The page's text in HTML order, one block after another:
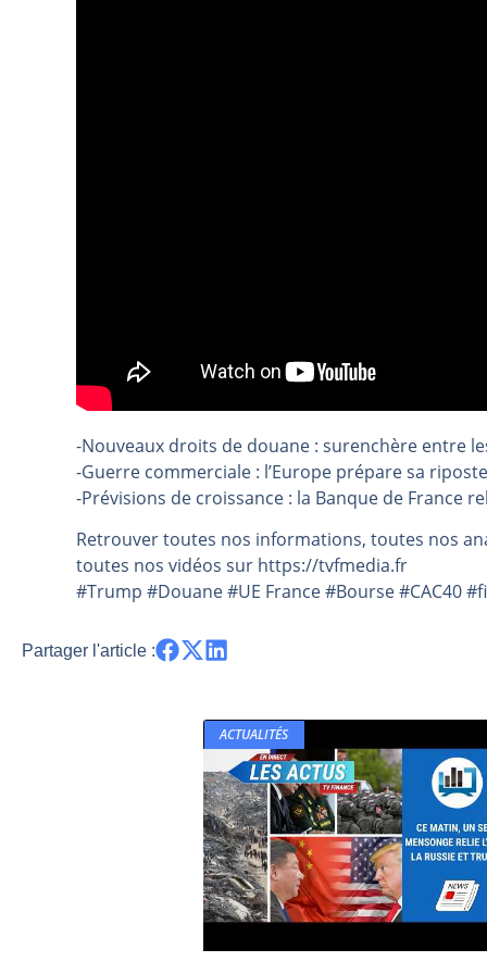
GBP/USD : Un premier ministre
EUR/USD : Une réunion à priori
Les événements de cette semaine
La France, maillon faible de
Pourquoi 6 guerres explosent en
Les investisseurs y croient
Une inertie haussière qui ralentit |
-Nouveaux droits de douane : surenchère entre
-Guerre commerciale : l’Europe prépare sa riposte
-Prévisions de croissance : la Banque de France
Retrouver toutes nos informations, toutes nos
toutes nos vidéos sur https://tvfmedia.fr
#Trump #Douane #UE France #Bourse #CAC40
Partager l'article :
ACTUALITÉS